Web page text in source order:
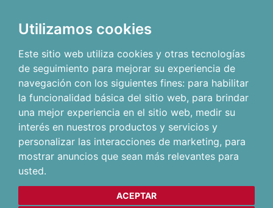
Utilizamos cookies
Este sitio web utiliza cookies y otras tecnologías
de seguimiento para mejorar su experiencia de
navegación con los siguientes fines: para habilitar
la funcionalidad básica del sitio web, para brindar
una mejor experiencia en el sitio web, medir su
interés en nuestros productos y servicios y
personalizar las interacciones de marketing, para
mostrar anuncios que sean más relevantes para
usted.
ACEPTAR